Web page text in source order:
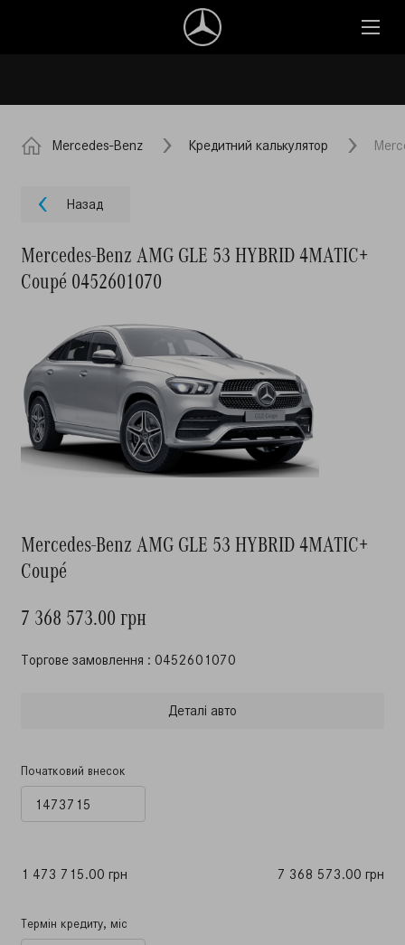
Mercedes-Benz Кредитний калькулятор
Назад
Mercedes-Benz AMG GLE 53 HYBRID 4MATIC+
Coupé 0452601070
Mercedes-Benz AMG GLE 53 HYBRID 4MATIC+
Coupé
7 368 573.00 грн
Торгове замовлення : 0452601070
Деталi авто
Початковий внесок
1 473 715.00 грн 7 368 573.00 грн
Термін кредиту, міс